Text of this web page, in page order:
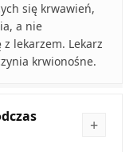
się krwawień,
a nie
lekarzem. Lekarz
krwionośne.